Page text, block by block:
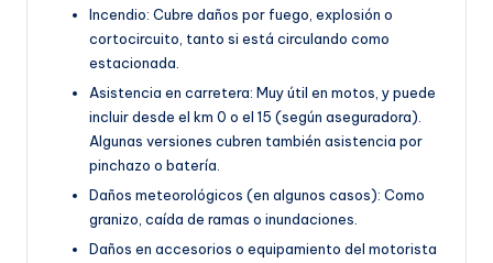
Incendio: Cubre daños por fuego, explosión o
cortocircuito, tanto si está circulando como
estacionada.
Asistencia en carretera: Muy útil en motos, y puede
incluir desde el km 0 o el 15 (según aseguradora).
Algunas versiones cubren también asistencia por
pinchazo o batería.
Daños meteorológicos (en algunos casos): Como
granizo, caída de ramas o inundaciones.
Daños en accesorios o equipamiento del motorista